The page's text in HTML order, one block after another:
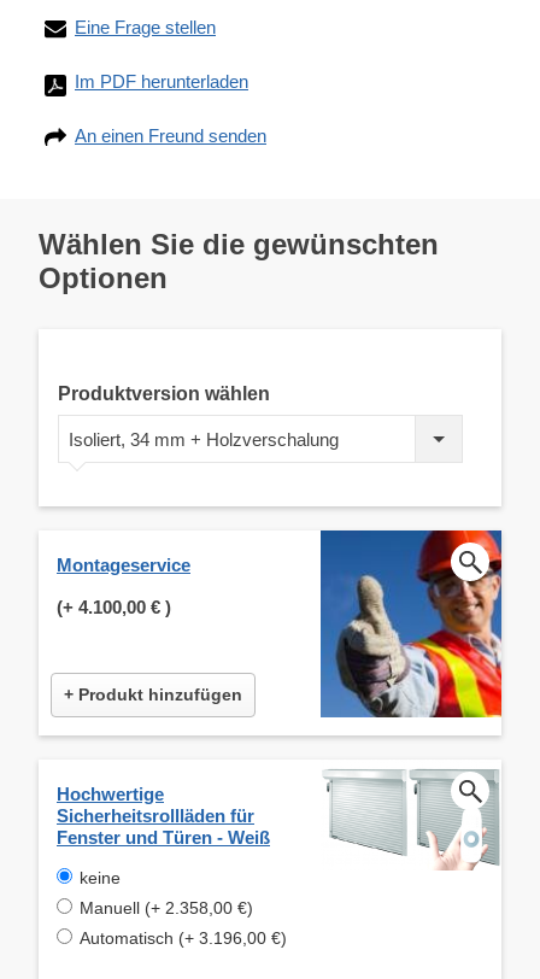
Eine Frage stellen
Im PDF herunterladen
An einen Freund senden
Wählen Sie die gewünschten
Optionen
Produktversion wählen
Isoliert, 34 mm + Holzverschalung
Montageservice
(+ 4.100,00 € )
+ Produkt hinzufügen
Hochwertige
Sicherheitsrollläden für
Fenster und Türen - Weiß
keine
Manuell (+ 2.358,00 €)
Automatisch (+ 3.196,00 €)